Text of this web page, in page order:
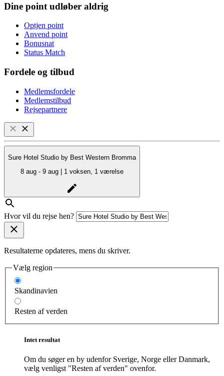
Dine point udløber aldrig
Optjen point
Anvend point
Bonusnat
Status Match
Fordele og tilbud
Medlemsfordele
Medlemstilbud
Rejsepartnere
Sure Hotel Studio by Best Western Bromma
8 aug - 9 aug | 1 voksen, 1 værelse
Hvor vil du rejse hen?
Resultaterne opdateres, mens du skriver.
Vælg region
Skandinavien
Resten af verden
Intet resultat
Om du søger en by udenfor Sverige, Norge eller Danmark,
vælg venligst "Resten af verden" ovenfor.